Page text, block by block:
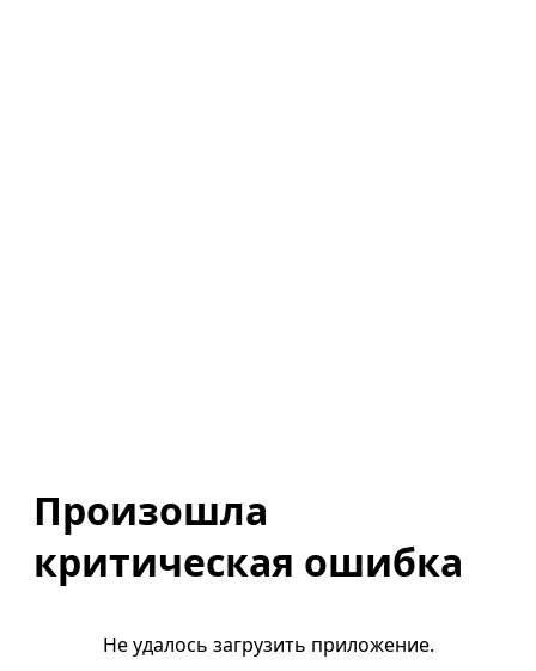
Произошла
критическая ошибка
Не удалось загрузить приложение.